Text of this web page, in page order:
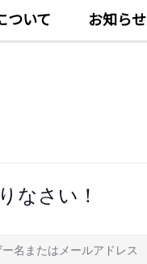
ついて お知らせ
なさい！